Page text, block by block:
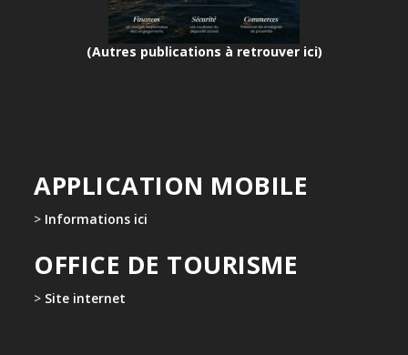
(Autres publications à retrouver ici)
APPLICATION MOBILE
> Informations ici
OFFICE DE TOURISME
> Site internet